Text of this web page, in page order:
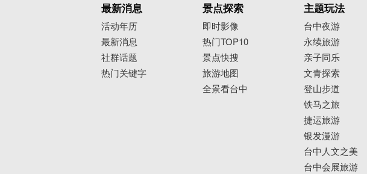
最新消息
活动年历
最新消息
社群话题
热门关键字
景点探索
即时影像
热门TOP10
景点快搜
旅游地图
全景看台中
主题玩法
台中夜游
永续旅游
亲子同乐
文青探索
登山步道
铁马之旅
捷运旅游
银发漫游
台中人文之美
台中会展旅游